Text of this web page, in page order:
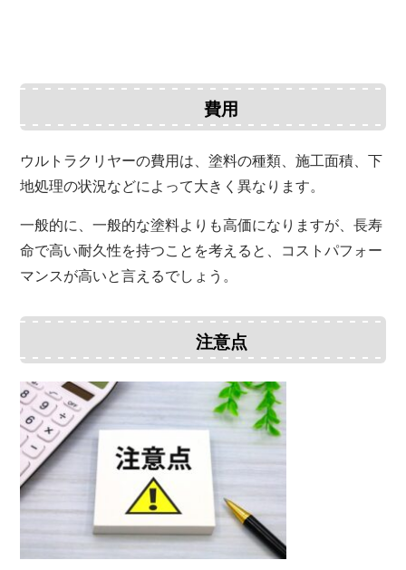
費用
ウルトラクリヤーの費用は、塗料の種類、施工面積、下
地処理の状況などによって大きく異なります。
一般的に、一般的な塗料よりも高価になりますが、長寿
命で高い耐久性を持つことを考えると、コストパフォー
マンスが高いと言えるでしょう。
注意点